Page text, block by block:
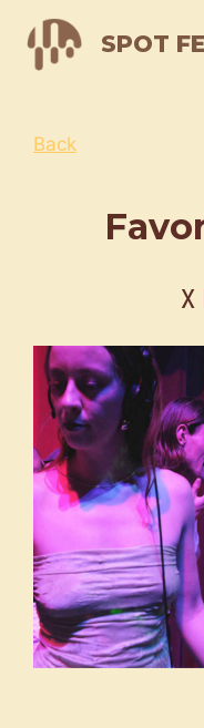
content
SPOT
Back
X